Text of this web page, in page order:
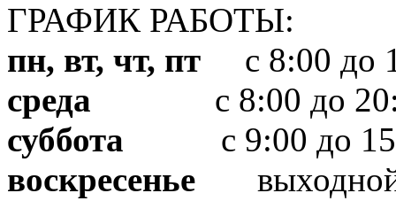
ГРАФИК РАБОТЫ:
пн, вт, чт, пт с 8:00 до
среда с 8:00 до
суббота с 9:00 до
воскресенье